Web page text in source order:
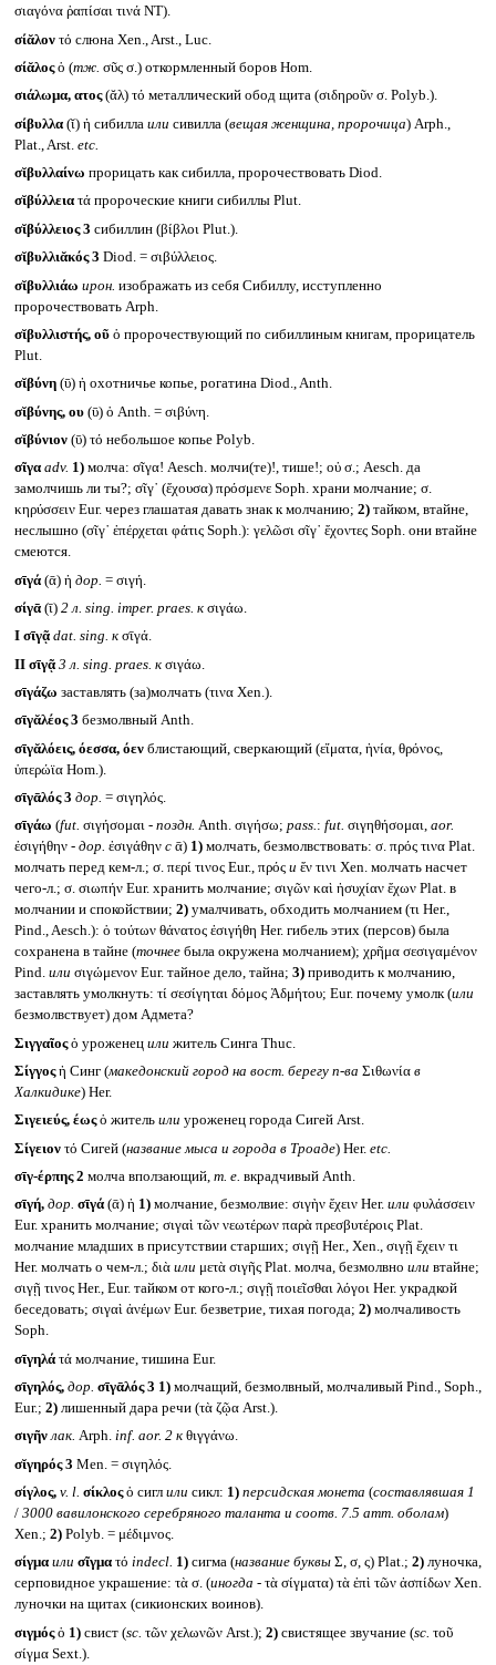
σιαγόνα ῥαπίσαι τινά NT).
σίᾰλον τό слюна Xen., Arst., Luc.
σίᾰλοςὁ (тж. σῦς σ.) откормленный боров Hom.
σιάλωμα, ατος(ᾰλ) τό металлический обод щита (σιδηροῦν σ. Polyb.).
σίβυλλα(ῐ) ἡ сибилла или сивилла (вещая женщина, пророчица) Arph.,
Plat., Arst. etc.
σῐβυλλαίνω прорицать как сибилла, пророчествовать Diod.
σῐβύλλεια τά пророческие книги сибиллы Plut.
σῐβύλλειος 3 сибиллин (βίβλοι Plut.).
σῐβυλλιᾰκός 3 Diod. = σιβύλλειος.
σῐβυλλιάω ирон. изображать из себя Сибиллу, исступленно
пророчествовать Arph.
σῐβυλλιστής, οῦὁ пророчествующий по сибиллиным книгам, прорицатель
Plut.
σῐβύνη(ῡ) ἡ охотничье копье, рогатина Diod., Anth.
σῐβύνης, ου(ῡ) ὁ Anth. = σιβύνη.
σῐβύνιον(ῡ) τό небольшое копье Polyb.
σῖγα adv. 1)молча: σῖγα! Aesch. молчи(те)!, тише!; οὐ σ.; Aesch. да
замолчишь ли ты?; σῖγ᾽ (ἔχουσα) πρόσμενε Soph. храни молчание; σ.
κηρύσσειν Eur. через глашатая давать знак к молчанию; 2)тайком, втайне,
неслышно (σῖγ᾽ ἐπέρχεται φάτις Soph.): γελῶσι σῖγ᾽ ἔχοντες Soph. они втайне
смеются.
σῑγά(ᾱ) ἡ дор. = σιγή.
σίγᾱ(ῑ) 2 л. sing. imper. praes. кσιγάω.
I σῑγᾷ dat. sing. кσῑγά.
II σῑγᾷ 3 л. sing. praes. кσιγάω.
σῑγάζω заставлять (за)молчать (τινα Xen.).
σῑγᾰλέος 3 безмолвный Anth.
σῑγᾰλόεις, όεσσα, όενблистающий, сверкающий (εἵματα, ἡνία, θρόνος,
ὑπερώϊα Hom.).
σῑγᾱλός 3 дор. = σιγηλός.
σῑγάω (fut. σιγήσομαι - поздн. Anth. σιγήσω; pass.: fut. σιγηθήσομαι, aor.
ἐσιγήθην - дор. ἐσιγάθην сᾱ) 1)молчать, безмолвствовать: σ. πρός τινα Plat.
молчать перед кем-л.; σ. περί τινος Eur., πρός и ἔν τινι Xen. молчать насчет
чего-л.; σ. σιωπήν Eur. хранить молчание; σιγῶν καὶ ἡσυχίαν ἔχων Plat. в
молчании и спокойствии; 2)умалчивать, обходить молчанием (τι Her.,
Pind., Aesch.): ὁ τούτων θάνατος ἐσιγήθη Her. гибель этих (персов) была
сохранена в тайне (точнеебыла окружена молчанием); χρῆμα σεσιγαμένον
Pind. или σιγώμενον Eur. тайное дело, тайна; 3)приводить к молчанию,
заставлять умолкнуть: τί σεσίγηται δόμος Ἀδμήτου; Eur. почему умолк (или
безмолвствует) дом Адмета?
Σιγγαῖοςὁ уроженец или житель Синга Thuc.
Σίγγοςἡ Синг (македонский город на вост. берегу п-ва Σιθωνία в
Халкидике) Her.
Σιγειεύς, έωςὁ житель или уроженец города Сигей Arst.
Σίγειον τό Сигей (название мыса и города в Троаде) Her. etc.
σῑγ-έρπης 2 молча вползающий, т. е. вкрадчивый Anth.
σῑγή, дор. σῑγά(ᾱ) ἡ 1)молчание, безмолвие: σιγὴν ἔχειν Her. или φυλάσσειν
Eur. хранить молчание; σιγαὶ τῶν νεωτέρων παρὰ πρεσβυτέροις Plat.
молчание младших в присутствии старших; σιγῇ Her., Xen., σιγῇ ἔχειν τι
Her. молчать о чем-л.; διὰ или μετὰ σιγῆς Plat. молча, безмолвно или втайне;
σιγῇ τινος Her., Eur. тайком от кого-л.; σιγῇ ποιεῖσθαι λόγοι Her. украдкой
беседовать; σιγαὶ ἀνέμων Eur. безветрие, тихая погода; 2)молчаливость
Soph.
σῑγηλά τά молчание, тишина Eur.
σῑγηλός, дор. σῑγᾱλός 3 1)молчащий, безмолвный, молчаливый Pind., Soph.,
Eur.; 2)лишенный дара речи (τὰ ζῷα Arst.).
σιγῆν лак. Arph. inf. aor. 2 кθιγγάνω.
σῐγηρός 3 Men. = σιγηλός.
σίγλος, v. l. σίκλοςὁ сигл или сикл: 1) персидская монета (составлявшая 1
/ 3000 вавилонского серебряного таланта и соотв. 7.5 атт. оболам)
Xen.; 2)Polyb. = μέδιμνος.
σίγμα или σῖγμα τό indecl. 1)сигма (название буквыΣ, σ, ς) Plat.; 2)луночка,
серповидное украшение: τὰ σ. (иногда -τὰ σίγματα) τὰ ἐπὶ τῶν ἀσπίδων Xen.
луночки на щитах (сикионских воинов).
σιγμόςὁ 1)свист (sc. τῶν χελωνῶν Arst.); 2)свистящее звучание (sc. τοῦ
σίγμα Sext.).